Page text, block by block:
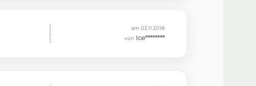
am 03.11.2018
von Ice********